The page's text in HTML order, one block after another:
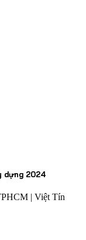
dựng 2024